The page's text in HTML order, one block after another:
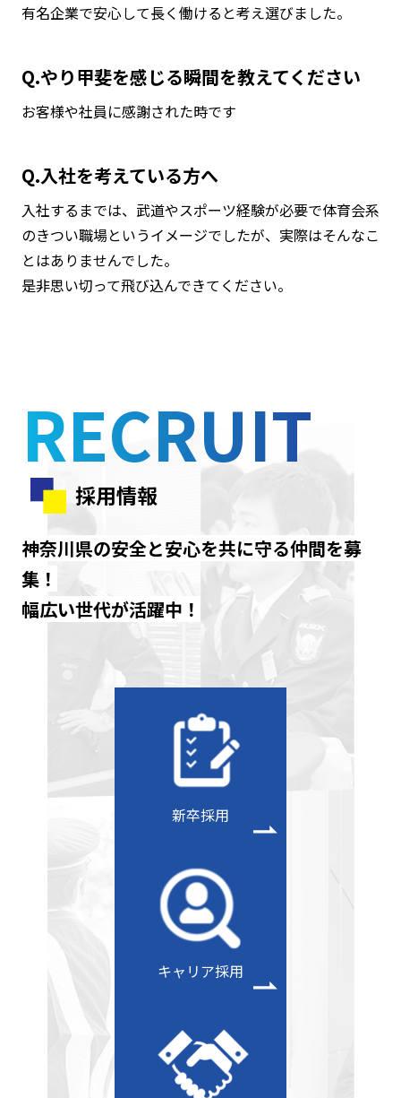
有名企業で安心して長く働けると考え選びました。
Q.やり甲斐を感じる瞬間を教えてください
お客様や社員に感謝された時です
Q.入社を考えている方へ
入社するまでは、武道やスポーツ経験が必要で体育会系
のきつい職場というイメージでしたが、実際はそんなこ
とはありませんでした。
是非思い切って飛び込んできてください。
RECRUIT
採用情報
神奈川県の安全と安心を共に守る仲間を募
集！
幅広い世代が活躍中！
新卒採用
キャリア採用